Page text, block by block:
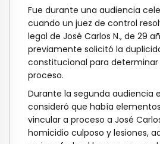
Fue durante una audiencia
cuando un juez de control
legal de José Carlos N., de 29
previamente solicitó la
constitucional para determinar
proceso.
Durante la segunda audiencia
consideró que había
vincular a proceso a José
homicidio culposo y lesiones,